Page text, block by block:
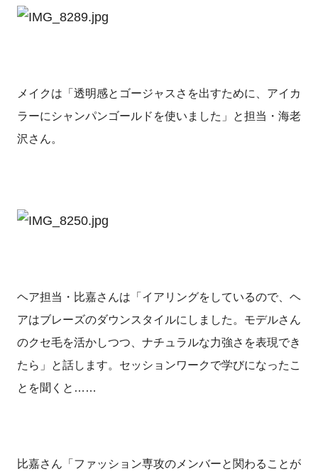
メイクは「透明感とゴージャスさを出すために、アイカ
ラーにシャンパンゴールドを使いました」と担当・海老
沢さん。
ヘア担当・比嘉さんは「イアリングをしているので、ヘ
アはブレーズのダウンスタイルにしました。モデルさん
のクセ毛を活かしつつ、ナチュラルな力強さを表現でき
たら」と話します。セッションワークで学びになったこ
とを聞くと……
比嘉さん「ファッション専攻のメンバーと関わることが